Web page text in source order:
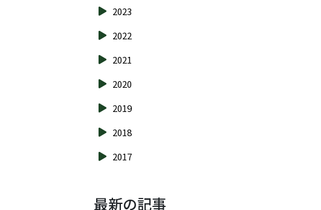
2023
2022
2021
2020
2019
2018
2017
最新の記事